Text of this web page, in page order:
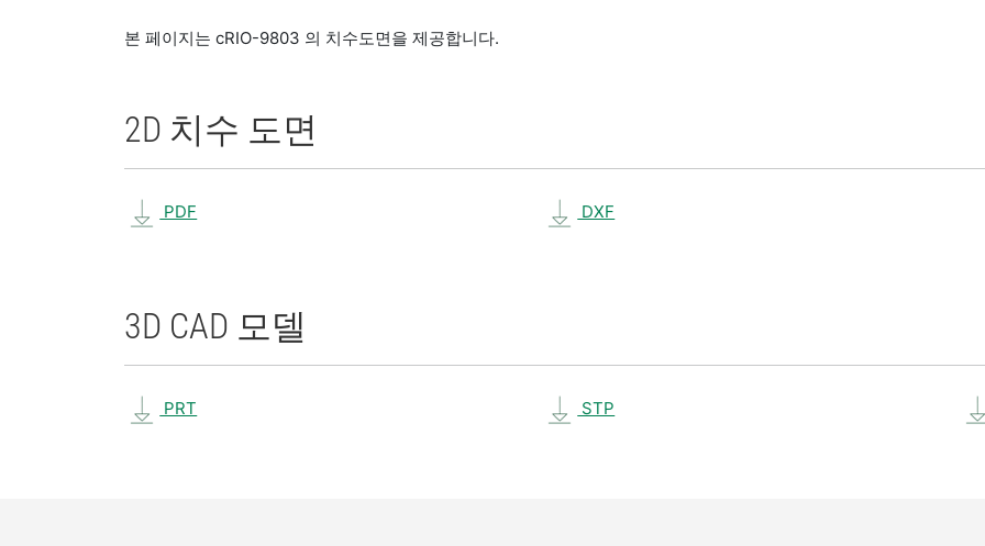
본 페이지는 cRIO-9803 의 치수도면을 제공합니다.
2D 치수 도면
PDF DXF
3D CAD 모델
PRT STP